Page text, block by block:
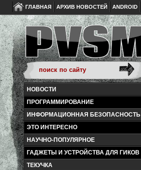
ГЛАВНАЯ АРХИВ НОВОСТЕЙ ANDROID
НОВОСТИ
ПРОГРАММИРОВАНИЕ
ИНФОРМАЦИОННАЯ БЕЗОПАСНОСТЬ
ЭТО ИНТЕРЕСНО
НАУЧНО-ПОПУЛЯРНОЕ
ГАДЖЕТЫ И УСТРОЙСТВА ДЛЯ ГИКОВ
ТЕКУЧКА